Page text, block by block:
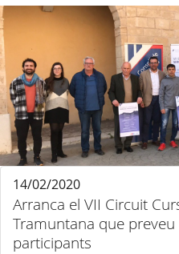
Arranca el VII Circuit Curses Infantils Serra de
Tramuntana que
participants
14/02/2020